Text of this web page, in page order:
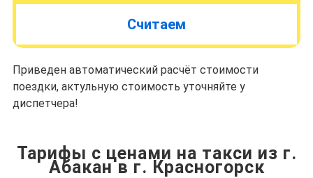
Считаем
Приведен автоматический расчёт стоимости
поездки, актульную стоимость уточняйте у
диспетчера!
Тарифы с ценами на такси из г.
Абакан в г. Красногорск